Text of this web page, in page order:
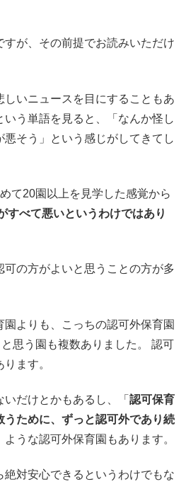
すが、その前提でお読みいただけ
しいニュースを目にすることもあ
いう単語を見ると、「なんか怪し
そう」という感じがしてきてし
て20園以上を見学した感覚から
すべて悪いというわけではあり
可の方がよいと思うことの方が多
よりも、こっちの認可外保育園
思う園も複数ありました。 認可
ます。
だけとかもあるし、「 認可保育
うために、ずっと認可外であり続
ような認可外保育園もあります。
対安心できるというわけでもな